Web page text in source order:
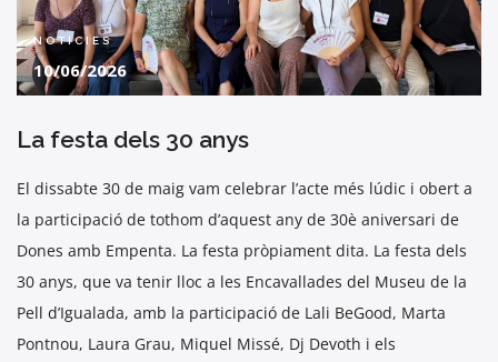
NOTÍCIES
10/06/2026
La festa dels 30 anys
El dissabte 30 de maig vam celebrar l’acte més lúdic i obert a
la participació de tothom d’aquest any de 30è aniversari de
Dones amb Empenta. La festa pròpiament dita. La festa dels
30 anys, que va tenir lloc a les Encavallades del Museu de la
Pell d’Igualada, amb la participació de Lali BeGood, Marta
Pontnou, Laura Grau, Miquel Missé, Dj Devoth i els